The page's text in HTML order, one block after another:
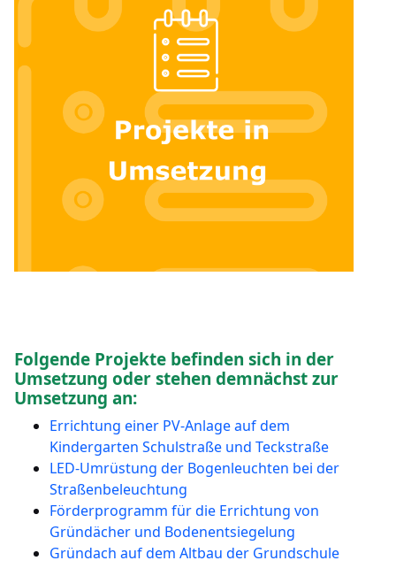
Folgende Projekte befinden sich in der
Umsetzung oder stehen demnächst zur
Umsetzung an:
Errichtung einer PV-Anlage auf dem
Kindergarten Schulstraße und Teckstraße
LED-Umrüstung der Bogenleuchten bei der
Straßenbeleuchtung
Förderprogramm für die Errichtung von
Gründächer und Bodenentsiegelung
Gründach auf dem Altbau der Grundschule